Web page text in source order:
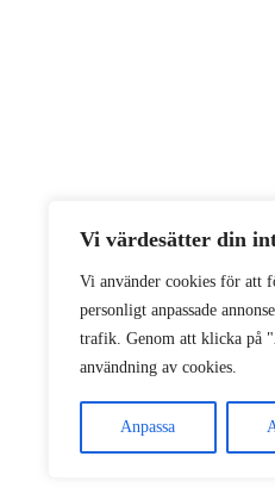
Vi värdesätter din
Vi använder cookies för att
personligt anpassade
trafik. Genom att klicka på
användning av cookies.
Anpassa